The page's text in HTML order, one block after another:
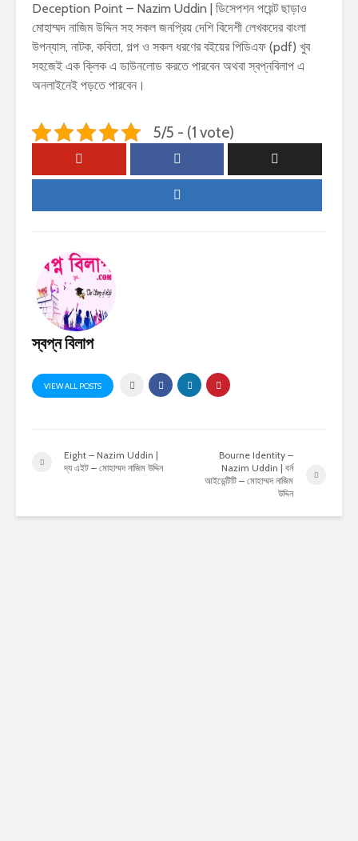
Deception Point – Nazim Uddin | ডিসেপশন পয়েন্ট ছাড়াও
মোহাম্মদ নাজিম উদ্দিন সহ সকল জনপ্রিয় দেশি বিদেশী লেখকদের বাংলা
উপন্যাস, নাটক, কবিতা, গল্প ও সকল ধরণের বইয়ের পিডিএফ (pdf) খুব
সহজেই এক ক্লিক এ ডাউনলোড করতে পারবেন অথবা স্বপ্নবিলাপ এ
অনলাইনেই পড়তে পারবেন।
5/5 - (1 vote)
স্বপ্ন বিলাপ
VIEW ALL POSTS
Eight – Nazim Uddin |
দ্য এইট – মোহাম্মদ নাজিম উদ্দিন
Bourne Identity –
Nazim Uddin | বর্ন
আইডেন্টিটি – মোহাম্মদ নাজিম
উদ্দিন